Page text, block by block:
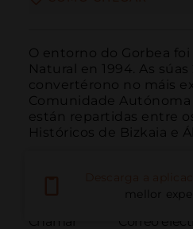
O entorno do Gorbea
Natural en 1994. As
convertérono no máis
Comunidade Autónoma
están repartidas entre
Históricos de Bizkaia e
Chamar Correo
mellor